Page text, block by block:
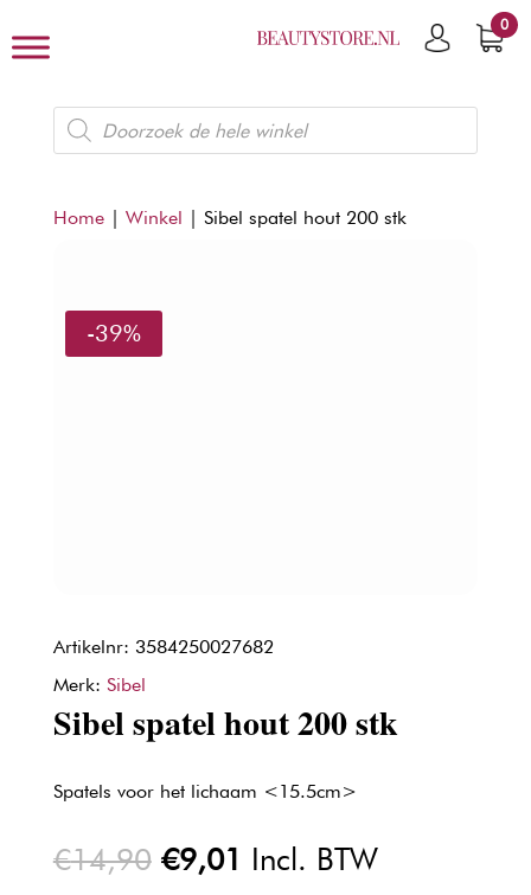
0
Producten
zoeken
Home| Winkel | Sibel spatel hout 200 stk
-39%
Artikelnr: 3584250027682
Merk: Sibel
Sibel spatel hout 200 stk
Spatels voor het lichaam <15.5cm>
€14,90 Oorspronkelijke
€9,01 Huidige
Incl. BTW